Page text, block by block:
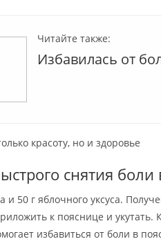
Читайте также:
Избавилась от
красоту, но и здоровье
снятия
и 50 г яблочного уксуса.
к пояснице и
избавиться от боли в